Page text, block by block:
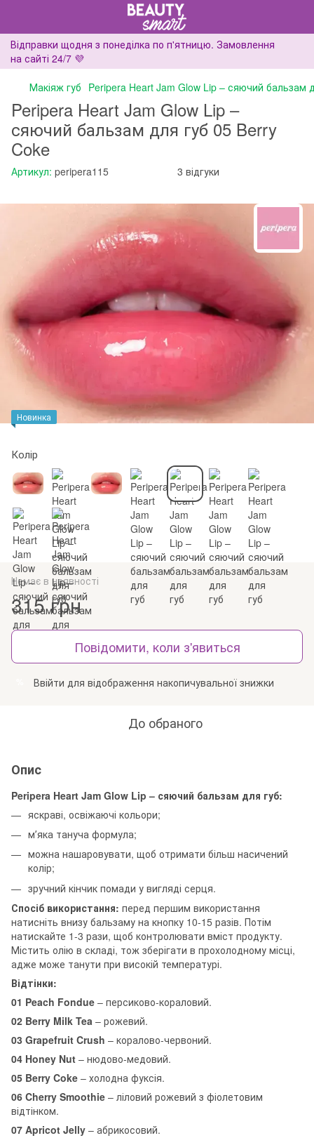
Відправки щодня з понеділка по п'ятницю. Замовлення
на сайті 24/7 💜
Макіяж губ Peripera Heart Jam Glow Lip – сяючий бальзам
Peripera Heart Jam Glow Lip –
сяючий бальзам для губ 05 Berry
Coke
Артикул: peripera115 3 відгуки
Новинка
Колір
Немає в наявності
315 грн
Повідомити, коли з'явиться
Ввійти для відображення накопичувальної знижки
До обраного
Опис
Peripera Heart Jam Glow Lip – сяючий бальзам для губ:
яскраві, освіжаючі кольори;
мʼяка тануча формула;
можна нашаровувати, щоб отримати більш насичений
колір;
зручний кінчик помади у вигляді серця.
Спосіб використання: перед першим використання
натисніть внизу бальзаму на кнопку 10-15 разів. Потім
натискайте 1-3 рази, щоб контролювати вміст продукту.
Містить олію в складі, тож зберігати в прохолодному місці,
адже може танути при високій температурі.
Відтінки:
01 Peach Fondue – персиково-кораловий.
02 Berry Milk Tea – рожевий.
03 Grapefruit Crush – коралово-червоний.
04 Honey Nut – нюдово-медовий.
05 Berry Coke – холодна фуксія.
06 Cherry Smoothie – ліловий рожевий з фіолетовим
відтінком.
07 Apricot Jelly – абрикосовий.